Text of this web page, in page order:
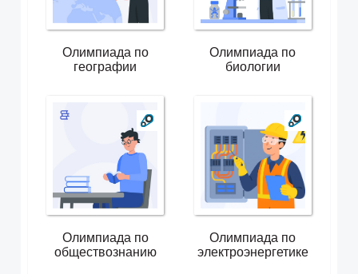
Олимпиада по
географии
Олимпиада по
биологии
Олимпиада по
обществознанию
Олимпиада по
электроэнергетике